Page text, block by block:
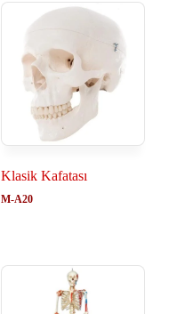
Klasik Kafatası
M-A20